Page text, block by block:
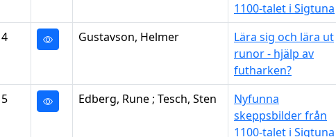
1100-talet i Sigtuna
4 Gustavson, Helmer
Lära sig och lära ut
runor - hjälp av
futharken?
5 Edberg, Rune ; Tesch, Sten
Nyfunna
skeppsbilder från
1100-talet i Sigtuna